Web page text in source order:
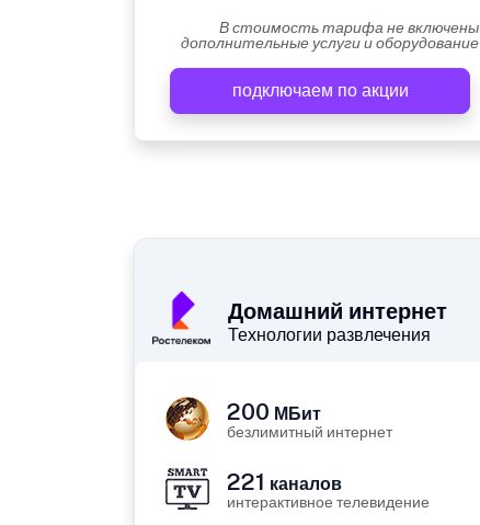
В стоимость тарифа не включены
дополнительные услуги и оборудование
подключаем по акции
Домашний интернет
Технологии развлечения
200 МБит
безлимитный интернет
221 каналов
интерактивное телевидение